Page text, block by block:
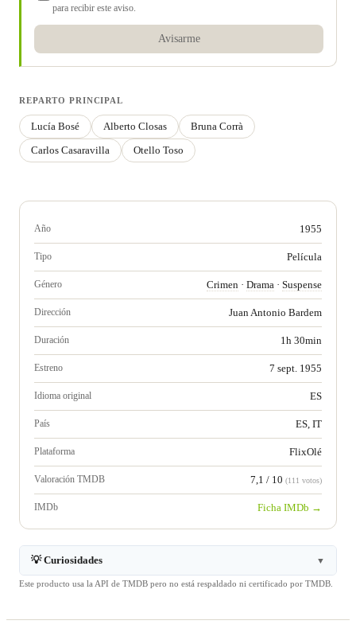
para recibir este aviso.
Avisarme
REPARTO PRINCIPAL
Lucía Bosé Alberto Closas
Bruna Corrà
Carlos Casaravilla
Otello Toso
Año 1955
Tipo Película
Género Crimen · Drama · Suspense
Dirección Juan Antonio Bardem
Duración 1h 30min
Estreno 7 sept. 1955
Idioma original ES
País ES, IT
Plataforma FlixOlé
Valoración TMDB 7,1 / 10 (111 votos)
IMDb Ficha IMDb →
💡 Curiosidades ▼
Este producto usa la API de TMDB pero no está respaldado ni certificado por TMDB.